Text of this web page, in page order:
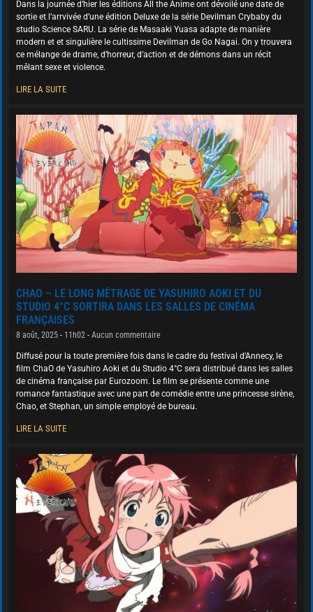
Dans la journée d’hier les éditions All the Anime ont dévoilé une date de
sortie et l’arrvivée d’une édition Deluxe de la série Devilman Crybaby du
studio Science SARU. La série de Masaaki Yuasa adapte de manière
modern et et singulière le cultissime Devilman de Go Nagai. On y trouvera
ce mélange de drame, d’horreur, d’action et de démons dans un récit
mêlant sexe et violence.
LIRE LA SUITE
CHAO – LE LONG MÉTRAGE DE YASUHIRO AOKI ET DU
STUDIO 4°C SORTIRA DANS LES SALLES DE CINÉMA
FRANÇAISES
8 août, 2025 11h02 Aucun commentaire
Diffusé pour la toute première fois dans le cadre du festival d’Annecy, le
film ChaO de Yasuhiro Aoki et du Studio 4°C sera distribué dans les salles
de cinéma française par Eurozoom. Le film se présente comme une
romance fantastique avec une part de comédie entre une princesse sirène,
Chao, et Stephan, un simple employé de bureau.
LIRE LA SUITE